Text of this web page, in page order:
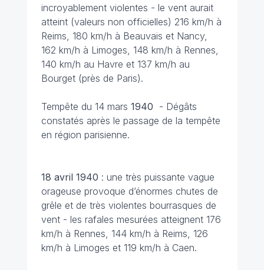
incroyablement violentes - le vent aurait
atteint (valeurs non officielles) 216 km/h à
Reims, 180 km/h à Beauvais et Nancy,
162 km/h à Limoges, 148 km/h à Rennes,
140 km/h au Havre et 137 km/h au
Bourget (près de Paris).
Tempête du 14 mars 1940 - Dégâts
constatés après le passage de la tempête
en région parisienne.
18 avril 1940 : une très puissante vague
orageuse provoque d’énormes chutes de
grêle et de très violentes bourrasques de
vent - les rafales mesurées atteignent 176
km/h à Rennes, 144 km/h à Reims, 126
km/h à Limoges et 119 km/h à Caen.